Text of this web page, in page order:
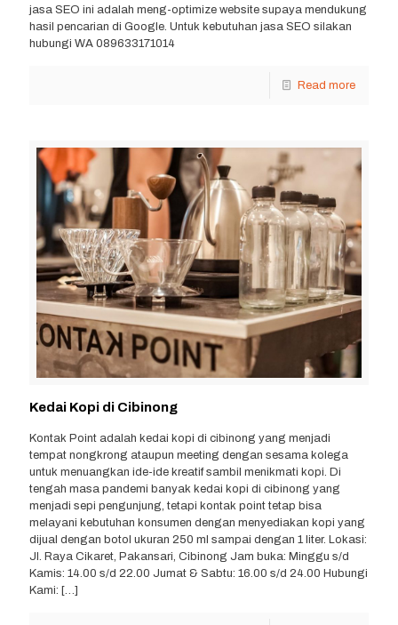
jasa SEO ini adalah meng-optimize website supaya mendukung
hasil pencarian di Google. Untuk kebutuhan jasa SEO silakan
hubungi WA 089633171014
Read more
Kedai Kopi di Cibinong
Kontak Point adalah kedai kopi di cibinong yang menjadi
tempat nongkrong ataupun meeting dengan sesama kolega
untuk menuangkan ide-ide kreatif sambil menikmati kopi. Di
tengah masa pandemi banyak kedai kopi di cibinong yang
menjadi sepi pengunjung, tetapi kontak point tetap bisa
melayani kebutuhan konsumen dengan menyediakan kopi yang
dijual dengan botol ukuran 250 ml sampai dengan 1 liter. Lokasi:
Jl. Raya Cikaret, Pakansari, Cibinong Jam buka: Minggu s/d
Kamis: 14.00 s/d 22.00 Jumat & Sabtu: 16.00 s/d 24.00 Hubungi
Kami: […]